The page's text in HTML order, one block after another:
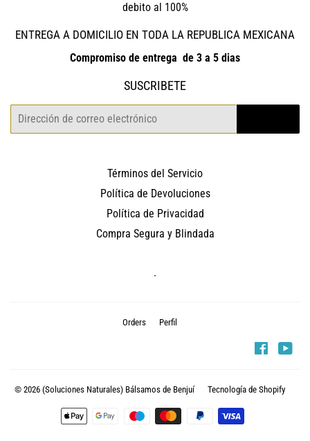
debito al 100%
ENTREGA A DOMICILIO EN TODA LA REPUBLICA MEXICANA
Compromiso de entrega de 3 a 5 dias
SUSCRIBETE
Correo
Términos del Servicio
Política de Devoluciones
Política de Privacidad
Compra Segura y Blindada
.
Orders Perfil
© 2026 (Soluciones Naturales) Bálsamos de Benjuí Tecnología de Shopify
Métodos